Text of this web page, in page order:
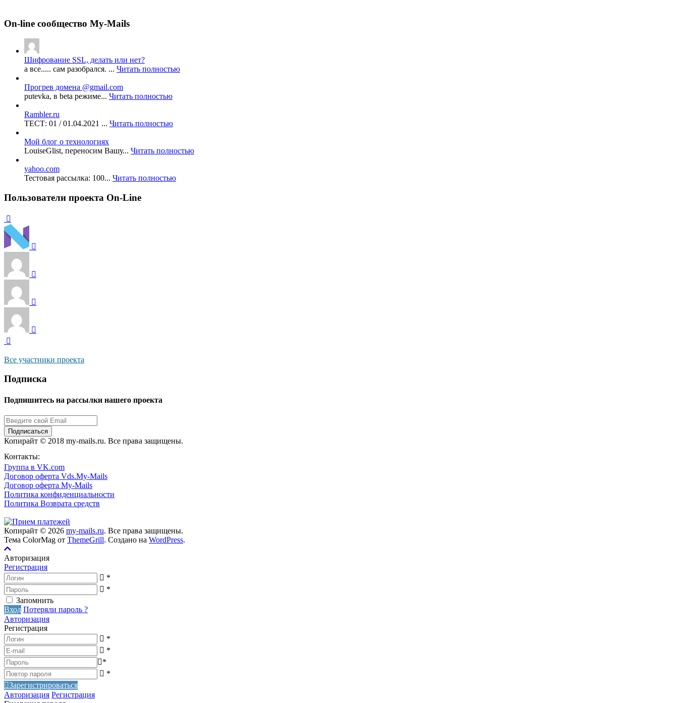
On-line сообщество My-Mails
Шифрование SSL, делать или нет?
а все..... сам разобрался. ... Читать полностью
Прогрев домена @gmail.com
putevka, в beta режиме... Читать полностью
Rambler.ru
ТЕСТ: 01 / 01.04.2021 ... Читать полностью
Мой блог о технологиях
LouiseGlist, переносим Вашу... Читать полностью
yahoo.com
Тестовая рассылка: 100... Читать полностью
Пользователи проекта On-Line
Все участники проекта
Подписка
Подпишитесь на рассылки нашего проекта
Подписаться
Копирайт © 2018 my-mails.ru. Все права защищены.
Контакты:
Группа в VK.com
Договор оферта Vds.My-Mails
Договор оферта My-Mails
Политика конфиденциальности
Политика Возврата средств
Копирайт © 2026 my-mails.ru. Все права защищены.
Тема ColorMag от ThemeGrill. Создано на WordPress.
Авторизация
Регистрация
*
*
Запомнить
Вход Потеряли пароль ?
Авторизация
Регистрация
*
*
*
*
Зарегистрироваться
Авторизация Регистрация